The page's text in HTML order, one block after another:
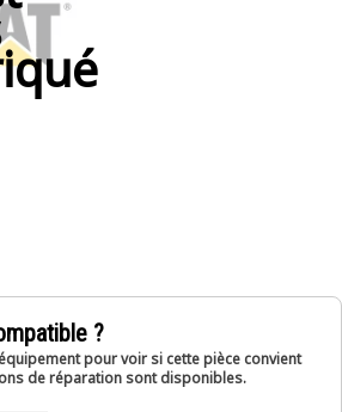
?
pour voir si cette pièce convient
de réparation sont disponibles.